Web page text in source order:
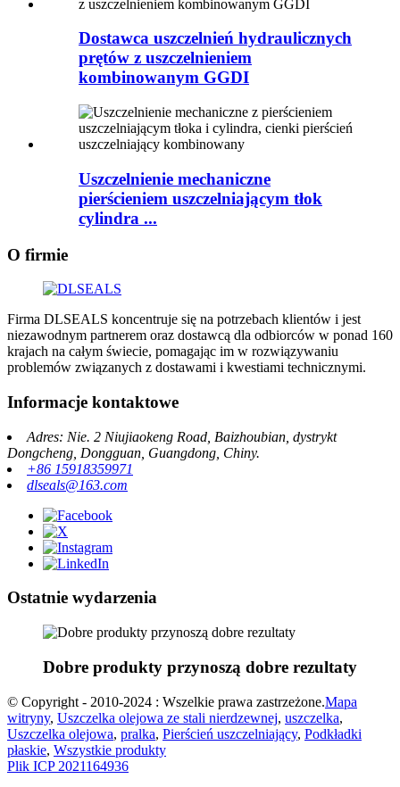
Dostawca uszczelnień hydraulicznych
prętów z uszczelnieniem
kombinowanym GGDI
Uszczelnienie mechaniczne
pierścieniem uszczelniającym tłok
cylindra ...
O firmie
Firma DLSEALS koncentruje się na potrzebach klientów i jest
niezawodnym partnerem oraz dostawcą dla odbiorców w ponad 160
krajach na całym świecie, pomagając im w rozwiązywaniu
problemów związanych z dostawami i kwestiami technicznymi.
Informacje kontaktowe
Adres: Nie. 2 Niujiaokeng Road, Baizhoubian, dystrykt
Dongcheng, Dongguan, Guangdong, Chiny.
+86 15918359971
dlseals@163.com
Ostatnie wydarzenia
Dobre produkty przynoszą dobre rezultaty
© Copyright - 2010-2024 : Wszelkie prawa zastrzeżone.Mapa
witryny, Uszczelka olejowa ze stali nierdzewnej, uszczelka,
Uszczelka olejowa, pralka, Pierścień uszczelniający, Podkładki
płaskie, Wszystkie produkty
Plik ICP 2021164936